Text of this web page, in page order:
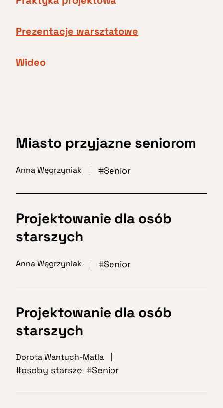
Prezentacje warsztatowe
Wideo
Miasto przyjazne seniorom
Anna Węgrzyniak Senior
Projektowanie dla osób
starszych
Anna Węgrzyniak Senior
Projektowanie dla osób
starszych
Dorota Wantuch-Matla
osoby starsze Senior